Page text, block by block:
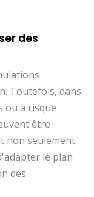
des
Toutefois, dans
ou à risque
être
non seulement
le plan
des